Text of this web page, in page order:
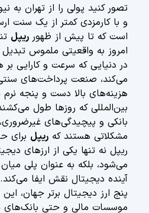
تصور کنید پولی را از تهران به
و با کارمزدی کمتر از یک سنت
است که تا پیش از ظهور ریپل
امروز به واقعیتی ملموس
در دنیایی که سرعت و کارایی
می‌کند، صنعت پرداخت‌های
هزینه‌های بالا دست و پنجه
بین‌المللی که روزها طول
بانکی و پیچیدگی‌های
مشکلاتی هستند که ریپل برای
ریپل نه تنها یکی از ارزهای
می‌شود، بلکه به عنوان پلی
آینده دیجیتال نقش ایفا می‌کند.
پنج ارز دیجیتال برتر جهان،
موسسات مالی و حتی بانک‌های